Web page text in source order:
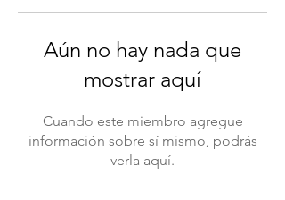
Aún no hay nada que
mostrar aquí
Cuando este miembro agregue
información sobre sí mismo, podrás
verla aquí.